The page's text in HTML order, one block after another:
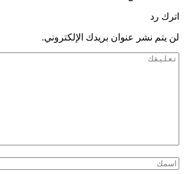
اترك رد
لن يتم نشر عنوان بريدك الإلكتروني.